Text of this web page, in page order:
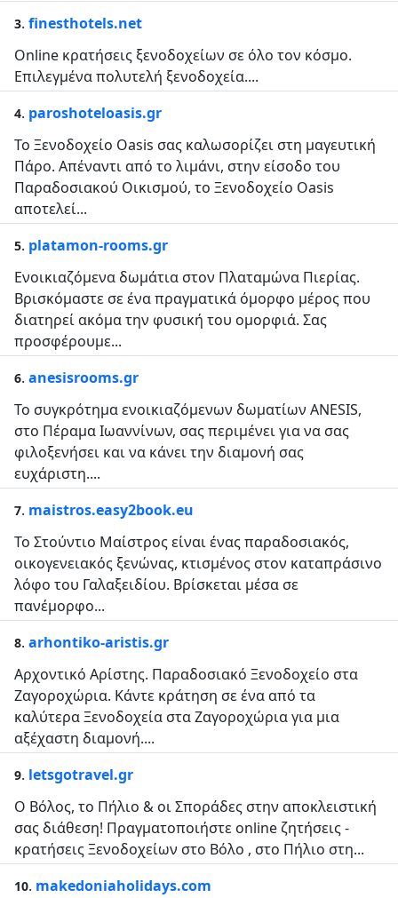
3. finesthotels.net
Online κρατήσεις ξενοδοχείων σε όλο τον κόσμο.
Επιλεγμένα πολυτελή ξενοδοχεία....
4. paroshoteloasis.gr
Το Ξενοδοχείο Oasis σας καλωσορίζει στη μαγευτική
Πάρο. Απέναντι από το λιμάνι, στην είσοδο του
Παραδοσιακού Οικισμού, το Ξενοδοχείο Oasis
αποτελεί...
5. platamon-rooms.gr
Ενοικιαζόμενα δωμάτια στον Πλαταμώνα Πιερίας.
Βρισκόμαστε σε ένα πραγματικά όμορφο μέρος που
διατηρεί ακόμα την φυσική του ομορφιά. Σας
προσφέρουμε...
6. anesisrooms.gr
Το συγκρότημα ενοικιαζόμενων δωματίων ANESIS,
στο Πέραμα Ιωαννίνων, σας περιμένει για να σας
φιλοξενήσει και να κάνει την διαμονή σας
ευχάριστη....
7. maistros.easy2book.eu
To Στούντιο Μαίστρος είναι ένας παραδοσιακός,
οικογενειακός ξενώνας, κτισμένος στον καταπράσινο
λόφο του Γαλαξειδίου. Βρίσκεται μέσα σε
πανέμορφο...
8. arhontiko-aristis.gr
Αρχοντικό Αρίστης. Παραδοσιακό Ξενοδοχείο στα
Ζαγοροχώρια. Κάντε κράτηση σε ένα από τα
καλύτερα Ξενοδοχεία στα Ζαγοροχώρια για μια
αξέχαστη διαμονή....
9. letsgotravel.gr
Ο Βόλος, το Πήλιο & οι Σποράδες στην αποκλειστική
σας διάθεση! Πραγματοποιήστε online ζητήσεις -
κρατήσεις Ξενοδοχείων στο Βόλο , στο Πήλιο στη...
10. makedoniaholidays.com